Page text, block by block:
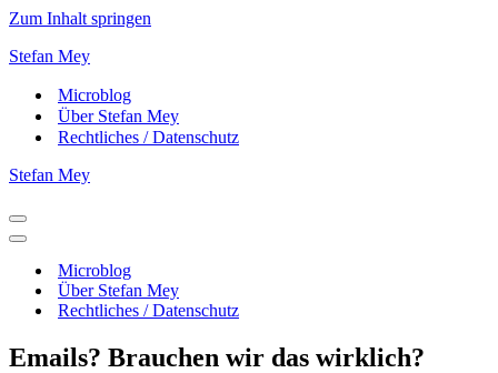
Zum Inhalt springen
Stefan Mey
Microblog
Über Stefan Mey
Rechtliches / Datenschutz
Stefan Mey
Navigationsmenü
Navigationsmenü
Microblog
Über Stefan Mey
Rechtliches / Datenschutz
Emails? Brauchen wir das wirklich?